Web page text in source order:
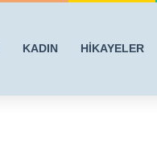
KADIN HİKAYELER